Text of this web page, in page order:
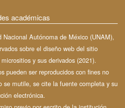
académicas
Nacional Autónoma de México (UNAM),
sobre el diseño web del sitio
y sus derivados (2021).
pueden ser reproducidos con fines no
se mutile, se cite la fuente completa y su
electrónica.